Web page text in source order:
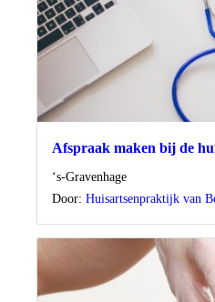
Afspraak maken bij de
Locatie
‘s-Gravenhage
Door: Huisartsenpraktijk van